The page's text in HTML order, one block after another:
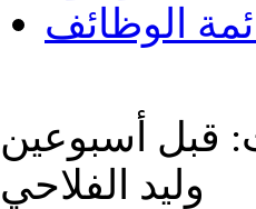
الوظائف
قبل أسبوعين
وليد الفلاحي